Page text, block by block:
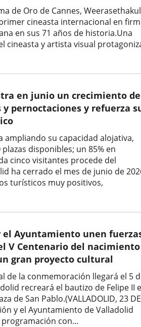
de Oro de Cannes, Weerasethakul
cineasta internacional en
en sus 71 años de historia.Una
cineasta y artista visual
en junio un crecimiento
y pernoctaciones y refuerza
ampliando su capacidad alojativa,
disponibles; un 85% en
cinco visitantes procede del
ha cerrado el mes de junio de
turísticos muy positivos,
el Ayuntamiento unen
V Centenario del nacimiento
gran proyecto cultural
de la conmemoración llegará el 5
recreará el bautizo de Felipe II
de San Pablo.(VALLADOLID, 23 DE
y el Ayuntamiento de Valladolid
con...